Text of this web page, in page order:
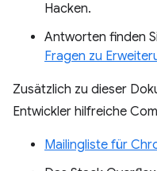
Hacken.
Antworten finden
Fragen zu
Zusätzlich zu dieser
Entwickler hilfreiche
Mailingliste für